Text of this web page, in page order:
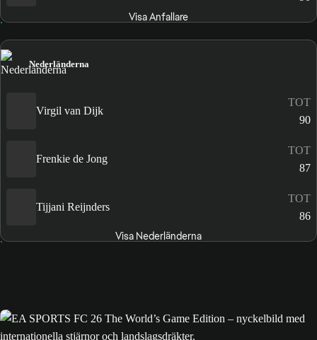
Visa Anfallare
Nederländerna
Virgil van Dijk
TOT
90
Frenkie de Jong
TOT
87
Tijjani Reijnders
TOT
86
Visa Nederländerna